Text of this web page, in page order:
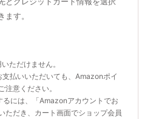
す。
ただけません。
払いいただいても、Amazonポイ
注意ください。
には、「Amazonアカウントでお
ただき、カート画面でショップ会員